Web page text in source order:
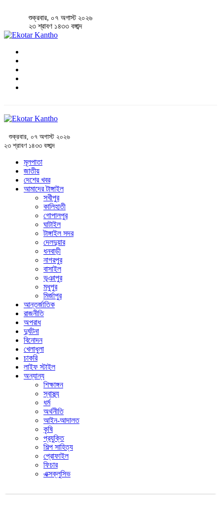
শুক্রবার, ০৭ অগাস্ট ২০২৬
২৩ শ্রাবণ ১৪৩৩ বঙ্গাব্দ
শুক্রবার, ০৭ অগাস্ট ২০২৬
২৩ শ্রাবণ ১৪৩৩ বঙ্গাব্দ
মূলপাতা
জাতীয়
দেশের খবর
আমাদের টাঙ্গাইল
সখীপুর
কালিহাতী
গোপালপুর
ঘাটাইল
টাঙ্গাইল সদর
দেলদুয়ার
ধনবাড়ী
নাগরপুর
বাসাইল
ভূঞাপুর
মধুপুর
মির্জাপুর
আন্তর্জাতিক
রাজনীতি
অপরাধ
দুর্ঘটনা
বিনোদন
খেলাধুলা
চাকরি
লাইফ স্টাইল
অন্যান্য
শিক্ষাঙ্গন
স্বাস্থ্য
ধর্ম
অর্থনীতি
আইন-আদালত
কৃষি
প্রযুক্তি
শিল্প সাহিত্য
প্রোফাইল
ফিচার
এক্সক্লুসিভ